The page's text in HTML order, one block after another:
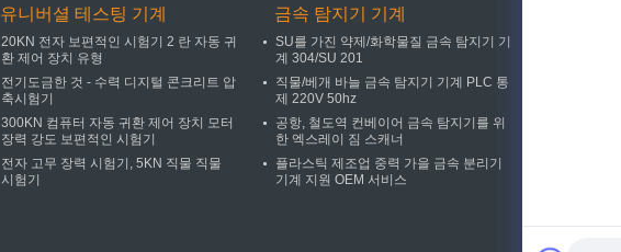
유니버셜 테스팅 기계
20KN 전자 보편적인 시험기 2 란 자동 귀
환 제어 장치 유형
전기도금한 것 - 수력 디지털 콘크리트 압
축시험기
300KN 컴퓨터 자동 귀환 제어 장치 모터
장력 강도 보편적인 시험기
전자 고무 장력 시험기, 5KN 직물 직물
시험기
금속 탐지기 기계
SU를 가진 약제/화학물질 금속 탐지기 기
계 304/SU 201
직물/베개 바늘 금속 탐지기 기계 PLC 통
제 220V 50hz
공항, 철도역 컨베이어 금속 탐지기를 위
한 엑스레이 짐 스캐너
플라스틱 제조업 중력 가을 금속 분리기
기계 지원 OEM 서비스